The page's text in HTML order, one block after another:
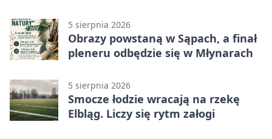
5 sierpnia 2026
Obrazy powstaną w Sąpach, a finał
pleneru odbędzie się w Młynarach
5 sierpnia 2026
Smocze łodzie wracają na rzekę
Elbląg. Liczy się rytm załogi